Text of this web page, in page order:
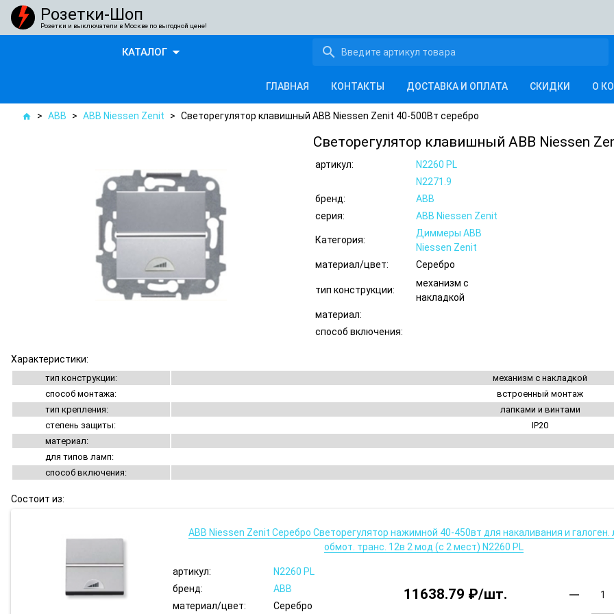
Розетки-Шоп
Розетки и выключатели в Москве по выгодной цене!
КАТАЛОГarrow_drop_down search
ГЛАВНАЯ КОНТАКТЫ ДОСТАВКА И ОПЛАТА СКИДКИ О
home > ABB > ABB Niessen Zenit > Светорегулятор клавишный ABB Niessen Zenit 40-500Вт серебро
Светорегулятор клавишный ABB Niessen
артикул:
N2260 PL
N2271.9
бренд:
ABB
серия:
ABB Niessen Zenit
Категория:
Диммеры ABB
Niessen Zenit
материал/цвет:
Серебро
тип конструкции:
механизм с
накладкой
материал:
способ включения:
Характеристики:
тип конструкции:
механизм с накладкой
способ монтажа:
встроенный монтаж
тип крепления:
лапками и винтами
степень защиты:
IP20
материал:
для типов ламп:
способ включения:
Состоит из:
ABB Niessen Zenit Серебро Светорегулятор нажимной 40-450вт для накаливания и галоген.
обмот. транс. 12в 2 мод (с 2 мест) N2260 PL
артикул:
N2260 PL
бренд:
ABB
материал/цвет:
Серебро
11638.79 ₽/шт. remove